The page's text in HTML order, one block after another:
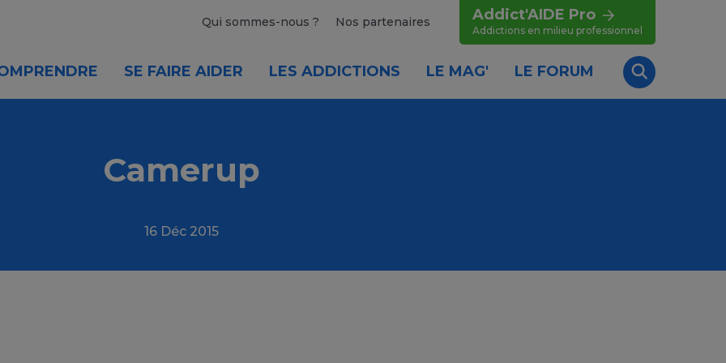
Qui sommes-nous ? Nos partenaires Addict'AIDE Pro
Addictions en milieu professionnel
SE FAIRE AIDER LES ADDICTIONS LE MAG' LE FORUM
Recherche
Camerup
16 Déc 2015